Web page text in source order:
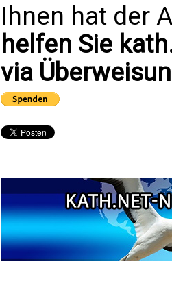
Ihnen hat der
helfen Sie
via